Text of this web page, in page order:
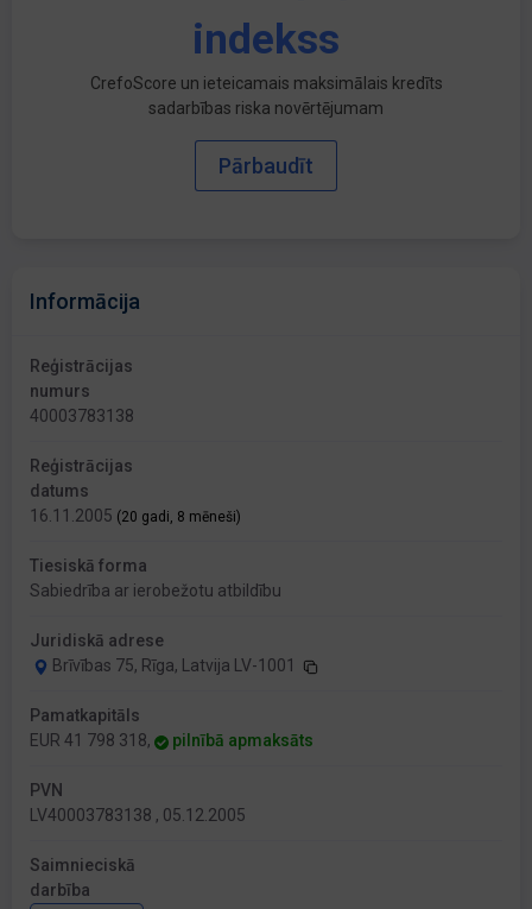
indekss
CrefoScore un ieteicamais maksimālais kredīts
sadarbības riska novērtējumam
Pārbaudīt
Informācija
Reģistrācijas
numurs
40003783138
Reģistrācijas
datums
16.11.2005 (20 gadi, 8 mēneši)
Tiesiskā forma
Sabiedrība ar ierobežotu atbildību
Juridiskā adrese
Brīvības 75, Rīga, Latvija LV-1001
Pamatkapitāls
EUR 41 798 318,
pilnībā apmaksāts
PVN
LV40003783138 , 05.12.2005
Saimnieciskā
darbība